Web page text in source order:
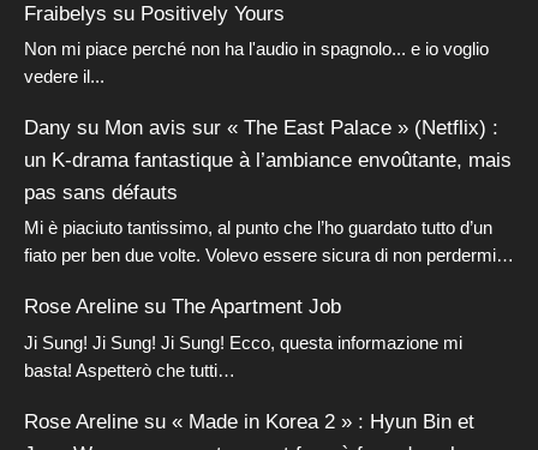
Fraibelys su Positively Yours
Non mi piace perché non ha l'audio in spagnolo... e io voglio
vedere il...
Dany su Mon avis sur « The East Palace » (Netflix) :
un K-drama fantastique à l’ambiance envoûtante, mais
pas sans défauts
Mi è piaciuto tantissimo, al punto che l’ho guardato tutto d’un
fiato per ben due volte. Volevo essere sicura di non perdermi…
Rose Areline su The Apartment Job
Ji Sung! Ji Sung! Ji Sung! Ecco, questa informazione mi
basta! Aspetterò che tutti…
Rose Areline su « Made in Korea 2 » : Hyun Bin et